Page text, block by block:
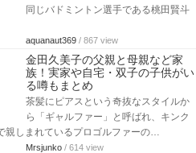
同じバドミントン選手である桃田賢斗
aquanaut369 / 867 view
金田久美子の父親と母親など家
族！実家や自宅・双子の子供がい
る噂もまとめ
茶髪にピアスという奇抜なスタイルか
ら「ギャルファー」と呼ばれ、キンク
親しまれているプロゴルファーの…
Mrsjunko / 614 view